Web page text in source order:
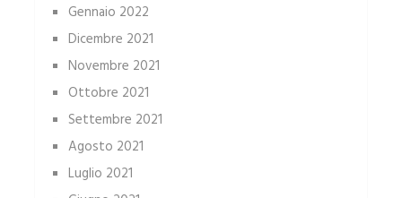
Gennaio 2022
Dicembre 2021
Novembre 2021
Ottobre 2021
Settembre 2021
Agosto 2021
Luglio 2021